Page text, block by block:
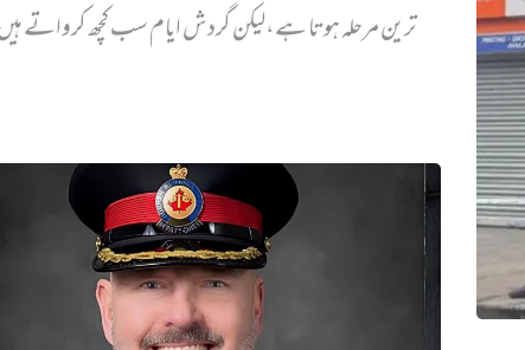
ترین مرحلہ ہوتا ہے،لیکن گردش ایام سب کچھ کرواتے